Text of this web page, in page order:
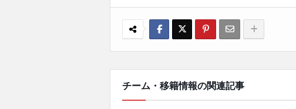
チーム・移籍情報の関連記事